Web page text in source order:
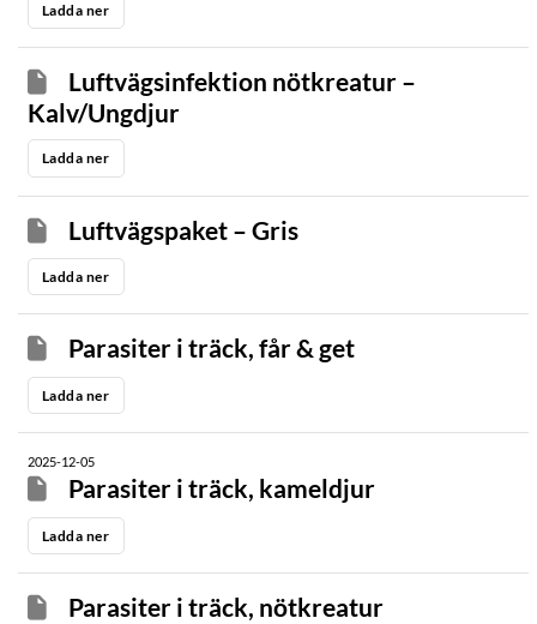
Ladda ner
Luftvägsinfektion nötkreatur –
Kalv/Ungdjur
Ladda ner
Luftvägspaket – Gris
Ladda ner
Parasiter i träck, får & get
Ladda ner
2025-12-05
Parasiter i träck, kameldjur
Ladda ner
Parasiter i träck, nötkreatur